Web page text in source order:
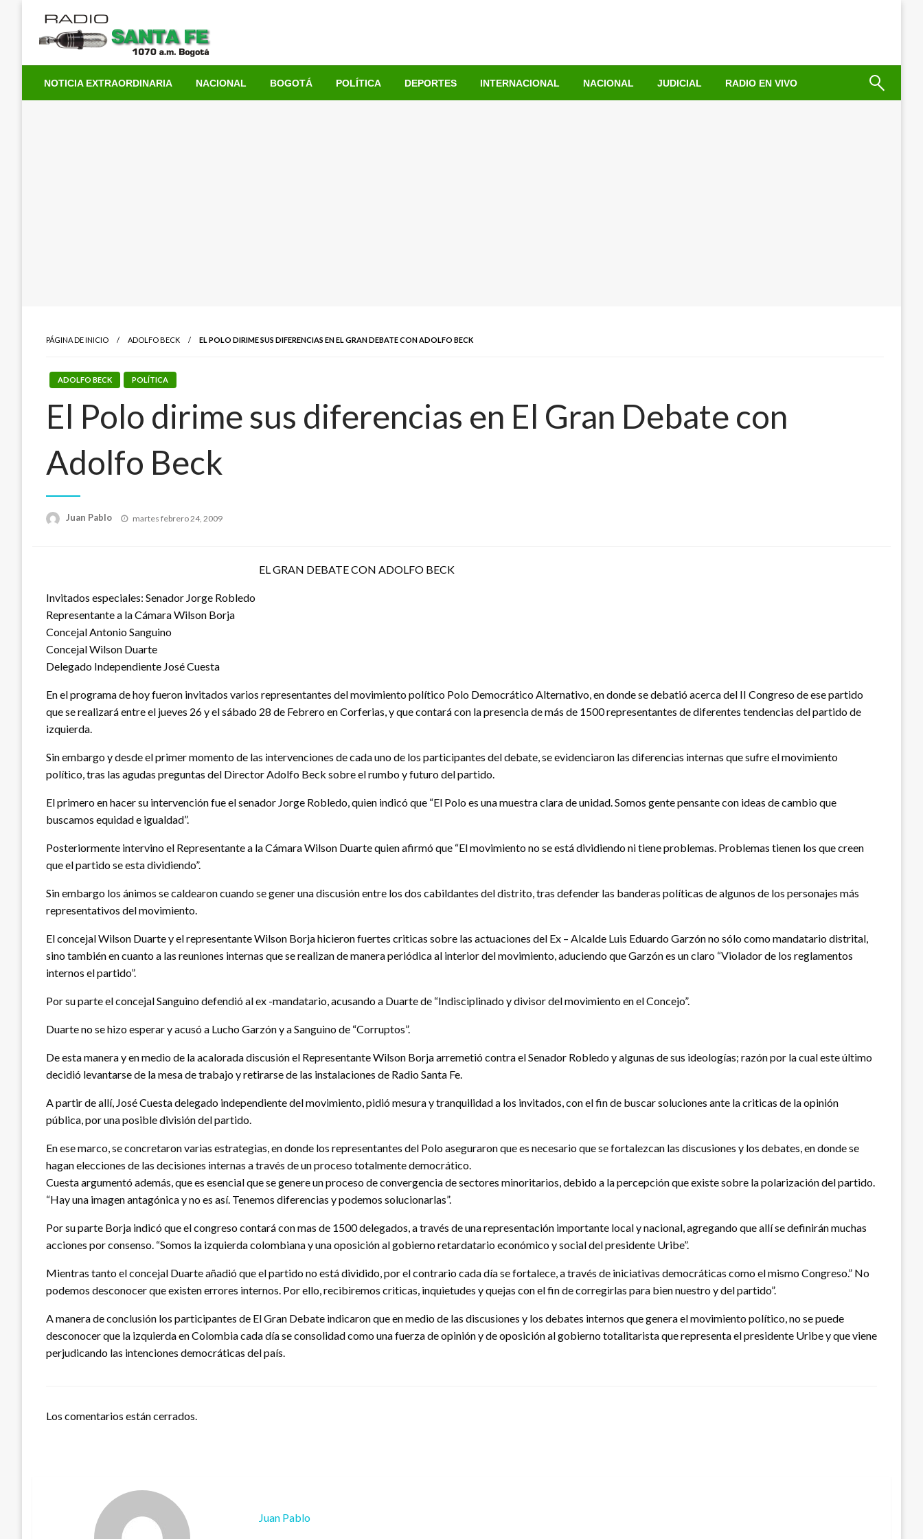
contenido
NOTICIA EXTRAORDINARIA NACIONAL BOGOTÁ POLÍTICA DEPORTES INTERNACIONAL NACIONAL JUDICIAL RADIO EN VIVO
PÁGINA DE INICIO ADOLFO BECK EL POLO DIRIME SUS DIFERENCIAS EN EL GRAN DEBATE CON ADOLFO BECK
ADOLFO BECK POLÍTICA
El Polo dirime sus diferencias en El Gran Debate con
Adolfo Beck
Juan Pablo
Publicado
martes febrero 24, 2009
EL GRAN DEBATE CON ADOLFO BECK
Invitados especiales: Senador Jorge Robledo
Representante a la Cámara Wilson Borja
Concejal Antonio Sanguino
Concejal Wilson Duarte
Delegado Independiente José Cuesta
En el programa de hoy fueron invitados varios representantes del movimiento político Polo Democrático Alternativo, en donde se debatió acerca del II Congreso de ese partido
que se realizará entre el jueves 26 y el sábado 28 de Febrero en Corferias, y que contará con la presencia de más de 1500 representantes de diferentes tendencias del partido de
izquierda.
Sin embargo y desde el primer momento de las intervenciones de cada uno de los participantes del debate, se evidenciaron las diferencias internas que sufre el movimiento
político, tras las agudas preguntas del Director Adolfo Beck sobre el rumbo y futuro del partido.
El primero en hacer su intervención fue el senador Jorge Robledo, quien indicó que “El Polo es una muestra clara de unidad. Somos gente pensante con ideas de cambio que
buscamos equidad e igualdad”.
Posteriormente intervino el Representante a la Cámara Wilson Duarte quien afirmó que “El movimiento no se está dividiendo ni tiene problemas. Problemas tienen los que creen
que el partido se esta dividiendo”.
Sin embargo los ánimos se caldearon cuando se gener una discusión entre los dos cabildantes del distrito, tras defender las banderas políticas de algunos de los personajes más
representativos del movimiento.
El concejal Wilson Duarte y el representante Wilson Borja hicieron fuertes criticas sobre las actuaciones del Ex – Alcalde Luis Eduardo Garzón no sólo como mandatario distrital,
sino también en cuanto a las reuniones internas que se realizan de manera periódica al interior del movimiento, aduciendo que Garzón es un claro “Violador de los reglamentos
internos el partido”.
Por su parte el concejal Sanguino defendió al ex -mandatario, acusando a Duarte de “Indisciplinado y divisor del movimiento en el Concejo”.
Duarte no se hizo esperar y acusó a Lucho Garzón y a Sanguino de “Corruptos”.
De esta manera y en medio de la acalorada discusión el Representante Wilson Borja arremetió contra el Senador Robledo y algunas de sus ideologías; razón por la cual este último
decidió levantarse de la mesa de trabajo y retirarse de las instalaciones de Radio Santa Fe.
A partir de allí, José Cuesta delegado independiente del movimiento, pidió mesura y tranquilidad a los invitados, con el fin de buscar soluciones ante la criticas de la opinión
pública, por una posible división del partido.
En ese marco, se concretaron varias estrategias, en donde los representantes del Polo aseguraron que es necesario que se fortalezcan las discusiones y los debates, en donde se
hagan elecciones de las decisiones internas a través de un proceso totalmente democrático.
Cuesta argumentó además, que es esencial que se genere un proceso de convergencia de sectores minoritarios, debido a la percepción que existe sobre la polarización del partido.
“Hay una imagen antagónica y no es así. Tenemos diferencias y podemos solucionarlas”.
Por su parte Borja indicó que el congreso contará con mas de 1500 delegados, a través de una representación importante local y nacional, agregando que allí se definirán muchas
acciones por consenso. “Somos la izquierda colombiana y una oposición al gobierno retardatario económico y social del presidente Uribe”.
Mientras tanto el concejal Duarte añadió que el partido no está dividido, por el contrario cada día se fortalece, a través de iniciativas democráticas como el mismo Congreso.” No
podemos desconocer que existen errores internos. Por ello, recibiremos criticas, inquietudes y quejas con el fin de corregirlas para bien nuestro y del partido”.
A manera de conclusión los participantes de El Gran Debate indicaron que en medio de las discusiones y los debates internos que genera el movimiento político, no se puede
desconocer que la izquierda en Colombia cada día se consolidad como una fuerza de opinión y de oposición al gobierno totalitarista que representa el presidente Uribe y que viene
perjudicando las intenciones democráticas del país.
Los comentarios están cerrados.
Juan Pablo